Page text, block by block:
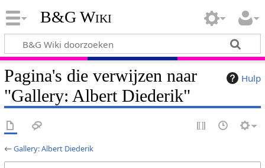
B&G Wiki
Hulp
Pagina's die verwijzen naar
"Gallery: Albert Diederik"
←Gallery: Albert Diederik